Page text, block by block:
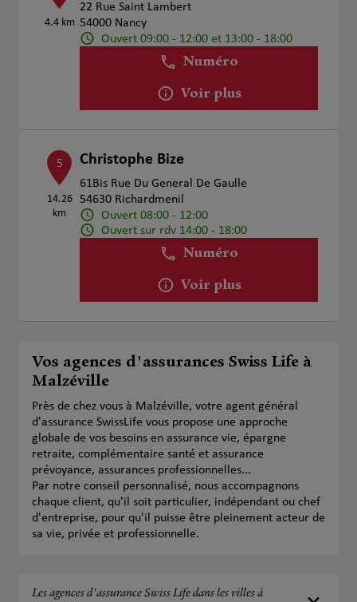
4.4 km
22 Rue Saint Lambert
54000 Nancy
Ouvert 09:00 - 12:00 et 13:00 - 18:00
Numéro
Voir plus
5
14.26
km
Christophe Bize
61Bis Rue Du General De Gaulle
54630 Richardmenil
Ouvert 08:00 - 12:00
Ouvert sur rdv 14:00 - 18:00
Numéro
Voir plus
Vos agences d'assurances Swiss Life à
Malzéville
Près de chez vous à Malzéville, votre agent général
d'assurance SwissLife vous propose une approche
globale de vos besoins en assurance vie, épargne
retraite, complémentaire santé et assurance
prévoyance, assurances professionnelles...
Par notre conseil personnalisé, nous accompagnons
chaque client, qu'il soit particulier, indépendant ou chef
d'entreprise, pour qu'il puisse être pleinement acteur de
sa vie, privée et professionnelle.
Les agences d'assurance Swiss Life dans les villes à